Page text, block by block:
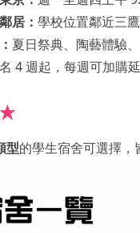
居： 學校位置鄰近三
夏日祭典、陶藝體驗
4 週起，每週可加購
★
型的學生宿舍可選擇